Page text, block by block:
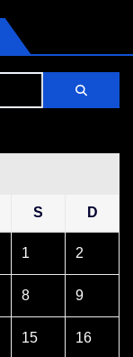
S D
1 2
8 9
15 16